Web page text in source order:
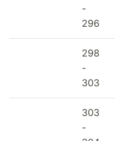
-
296
298
-
303
303
-